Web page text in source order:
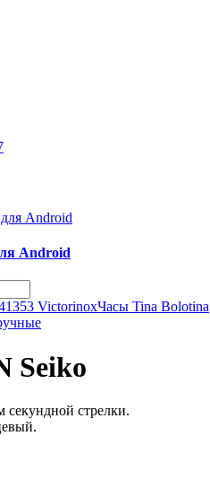
Android
VictorinoxЧасы Tina Bolotina
Seiko
стрелки.